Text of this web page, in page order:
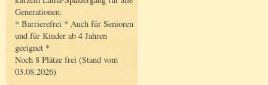
Generationen.
* Barrierefrei * Auch für Senioren
und für Kinder ab 4 Jahren
geeignet *
Noch 8 Plätze frei (Stand vom
03.08.2026)